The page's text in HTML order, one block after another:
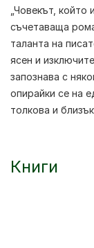
„Човекът, който
съчетаваща
таланта на
ясен и
запознава с
опирайки се на
толкова и
Книги